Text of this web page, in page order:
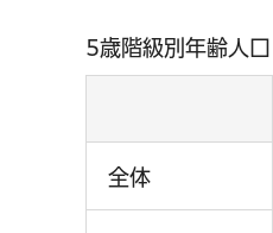
5歳階級別年齢人口
全体